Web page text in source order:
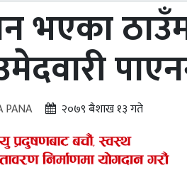
भएका
PANA २०७९ बैशाख १३ गते